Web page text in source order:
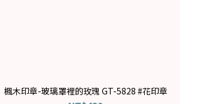
楓木印章-玻璃罩裡的玫瑰 GT-5828 #花印章